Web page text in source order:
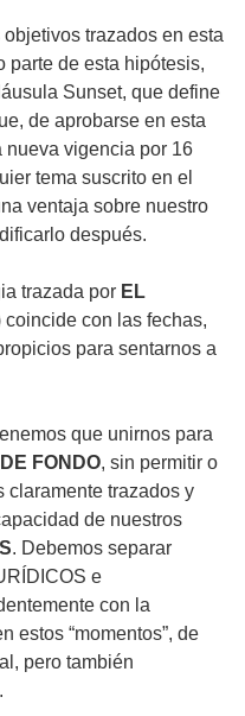
trazados en esta
parte de esta hipótesis,
Sunset, que define
de aprobarse en esta
nueva vigencia por 16
tema suscrito en el
ventaja sobre nuestro
después.
trazada por EL
coincide con las fechas,
para sentarnos a
que unirnos para
FONDO, sin permitir o
claramente trazados y
de nuestros
. Debemos separar
e
con la
estos “momentos”, de
pero también